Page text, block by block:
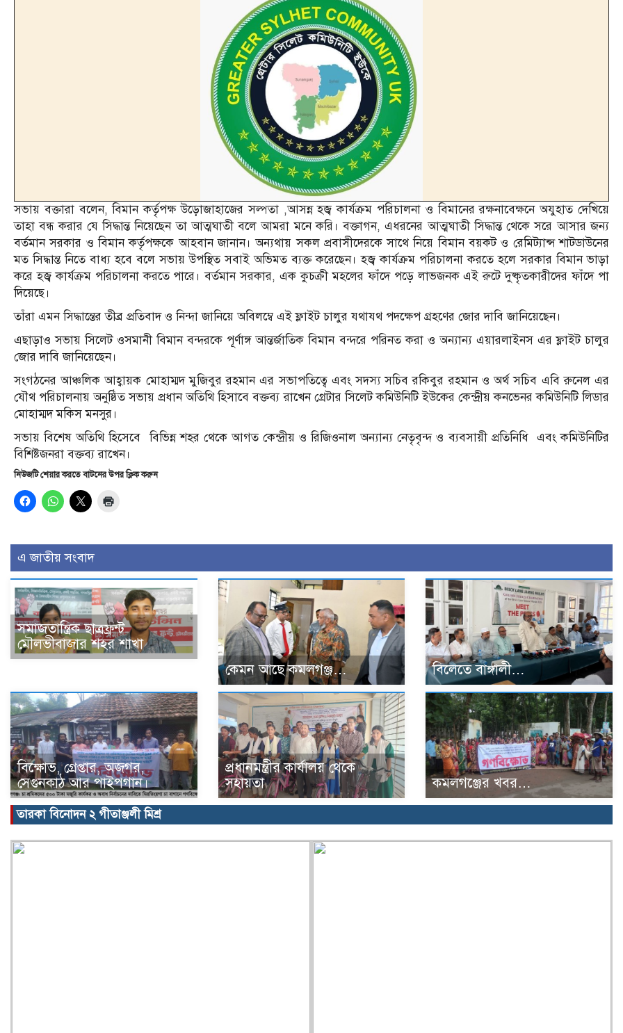
সভায় বক্তারা বলেন, বিমান কর্তৃপক্ষ উড়োজাহাজের সল্পতা ,আসন্ন হজ্ব কার্যক্রম পরিচালনা ও বিমানের রক্ষনাবেক্ষনে অযুহাত দেখিয়ে
তাহা বন্ধ করার যে সিদ্ধান্ত নিয়েছেন তা আত্মঘাতী বলে আমরা মনে করি। বক্তাগন, এধরনের আত্মঘাতী সিদ্ধান্ত থেকে সরে আসার জন্য
বর্তমান সরকার ও বিমান কর্তৃপক্ষকে আহবান জানান। অন্যথায় সকল প্রবাসীদেরকে সাথে নিয়ে বিমান বয়কট ও রেমিট্যান্স শাটডাউনের
মত সিদ্ধান্ত নিতে বাধ্য হবে বলে সভায় উপস্থিত সবাই অভিমত ব্যক্ত করেছেন। হজ্ব কার্যক্রম পরিচালনা করতে হলে সরকার বিমান ভাড়া
করে হজ্ব কার্যক্রম পরিচালনা করতে পারে। বর্তমান সরকার, এক কুচক্রী মহলের ফাঁদে পড়ে লাভজনক এই রুটে দুষ্কৃতকারীদের ফাঁদে পা
দিয়েছে।
তাঁরা এমন সিদ্ধান্তের তীব্র প্রতিবাদ ও নিন্দা জানিয়ে অবিলম্বে এই ফ্লাইট চালুর যথাযথ পদক্ষেপ গ্রহণের জোর দাবি জানিয়েছেন।
এছাড়াও সভায় সিলেট ওসমানী বিমান বন্দরকে পূর্ণাঙ্গ আন্তর্জাতিক বিমান বন্দরে পরিনত করা ও অন্যান্য এয়ারলাইনস এর ফ্লাইট চালুর
জোর দাবি জানিয়েছেন।
সংগঠনের আঞ্চলিক আহ্বায়ক মোহাম্মদ মুজিবুর রহমান এর সভাপতিত্বে এবং সদস্য সচিব রকিবুর রহমান ও অর্থ সচিব এবি রুনেল এর
যৌথ পরিচালনায় অনুষ্ঠিত সভায় প্রধান অতিথি হিসাবে বক্তব্য রাখেন গ্রেটার সিলেট কমিউনিটি ইউকের কেন্দ্রীয় কনভেনর কমিউনিটি লিডার
মোহাম্মদ মকিস মনসুর।
সভায় বিশেষ অতিথি হিসেবে বিভিন্ন শহর থেকে আগত কেন্দ্রীয় ও রিজিওনাল অন্যান্য নেতৃবৃন্দ ও ব্যবসায়ী প্রতিনিধি এবং কমিউনিটির
বিশিষ্টজনরা বক্তব্য রাখেন।
নিউজটি শেয়ার করতে বাটনের উপর ক্লিক করুন
এ জাতীয় সংবাদ
সমাজতান্ত্রিক ছাত্রফ্রন্ট
মৌলভীবাজার শহর শাখা
কেমন আছে কমলগঞ্জ…
বিলেতে বাঙ্গালী…
বিক্ষোভ, গ্রেপ্তার, অজগর,
সেগুনকাঠ আর পাইপগান।
প্রধানমন্ত্রীর কার্যালয় থেকে
সহায়তা
কমলগঞ্জের খবর…
তারকা বিনোদন ২ গীতাঞ্জলী মিশ্র